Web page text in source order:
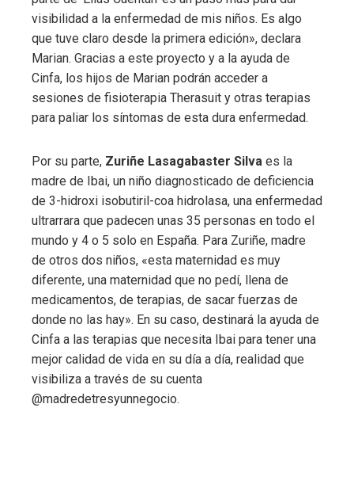
visibilidad a la enfermedad de mis niños. Es algo
que tuve claro desde la primera edición», declara
Marian. Gracias a este proyecto y a la ayuda de
Cinfa, los hijos de Marian podrán acceder a
sesiones de fisioterapia Therasuit y otras terapias
para paliar los síntomas de esta dura enfermedad.
Por su parte, Zuriñe Lasagabaster Silva es la
madre de Ibai, un niño diagnosticado de deficiencia
de 3-hidroxi isobutiril-coa hidrolasa, una enfermedad
ultrarrara que padecen unas 35 personas en todo el
mundo y 4 o 5 solo en España. Para Zuriñe, madre
de otros dos niños, «esta maternidad es muy
diferente, una maternidad que no pedí, llena de
medicamentos, de terapias, de sacar fuerzas de
donde no las hay». En su caso, destinará la ayuda de
Cinfa a las terapias que necesita Ibai para tener una
mejor calidad de vida en su día a día, realidad que
visibiliza a través de su cuenta
@madredetresyunnegocio.